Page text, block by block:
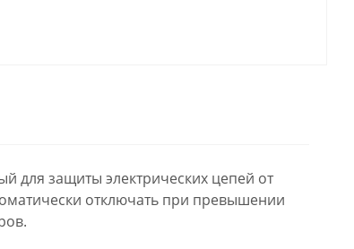
для защиты электрических цепей от
отключать при превышении